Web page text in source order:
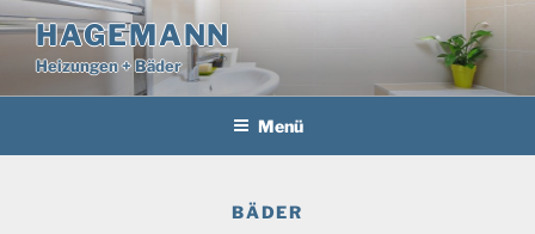
Zum
Inhalt
springen
HAGEMANN
Heizungen + Bäder
Menü
BÄDER